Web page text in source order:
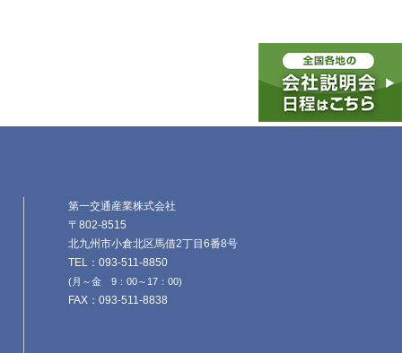
第一交通産業株式会社
〒802-8515
北九州市小倉北区馬借2丁目6番8号
TEL：093-511-8850
(月～金 9：00～17：00)
FAX：093-511-8838